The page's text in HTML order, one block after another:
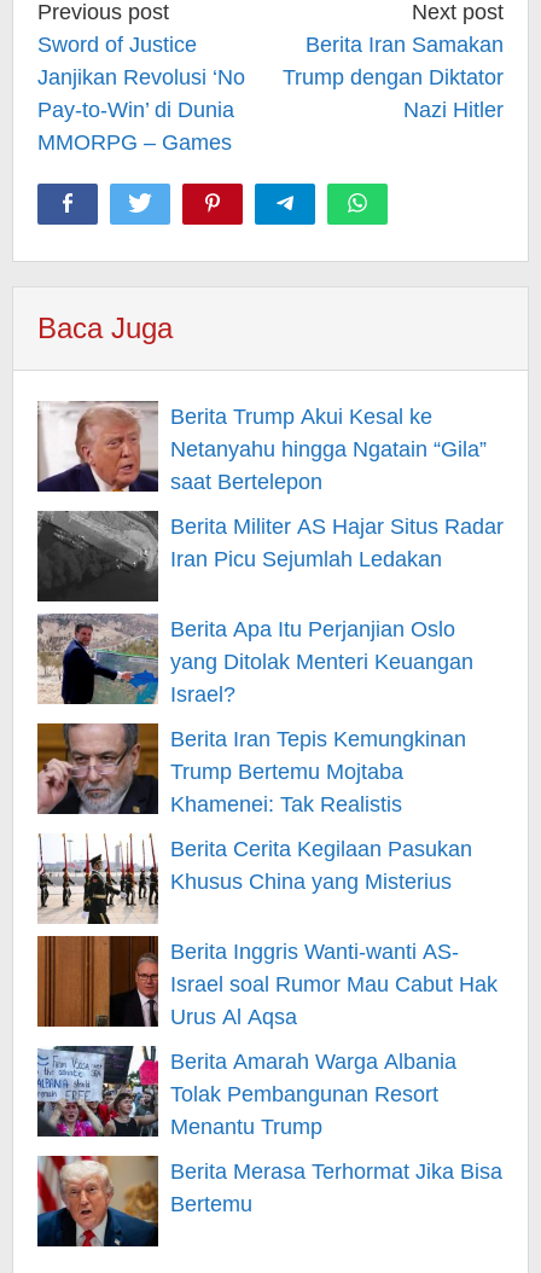
Post
navigation
Previous post
Sword of Justice
Janjikan Revolusi ‘No
Pay-to-Win’ di Dunia
MMORPG – Games
Next post
Berita Iran Samakan
Trump dengan Diktator
Nazi Hitler
Baca Juga
Berita Trump Akui Kesal ke
Netanyahu hingga Ngatain “Gila”
saat Bertelepon
Berita Militer AS Hajar Situs Radar
Iran Picu Sejumlah Ledakan
Berita Apa Itu Perjanjian Oslo
yang Ditolak Menteri Keuangan
Israel?
Berita Iran Tepis Kemungkinan
Trump Bertemu Mojtaba
Khamenei: Tak Realistis
Berita Cerita Kegilaan Pasukan
Khusus China yang Misterius
Berita Inggris Wanti-wanti AS-
Israel soal Rumor Mau Cabut Hak
Urus Al Aqsa
Berita Amarah Warga Albania
Tolak Pembangunan Resort
Menantu Trump
Berita Merasa Terhormat Jika Bisa
Bertemu